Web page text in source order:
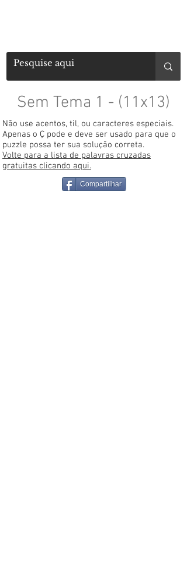
Sem Tema 1 - (11x13)
Não use acentos, til, ou caracteres especiais.
Apenas o Ç pode e deve ser usado para que o
puzzle possa ter sua solução correta.
Volte para a lista de palavras cruzadas
gratuitas clicando aqui.
Compartilhar